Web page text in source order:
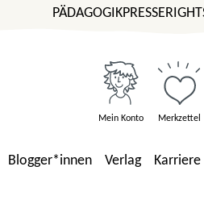
PÄDAGOGIKPRESSE
Mein Konto Merkzettel
Blogger*innen Verlag Karriere